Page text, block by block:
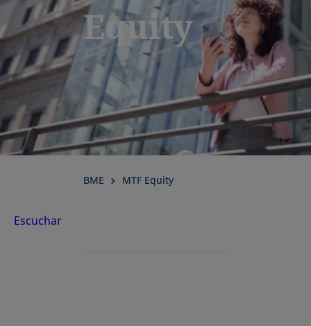
Equity
BME MTF Equity
Escuchar